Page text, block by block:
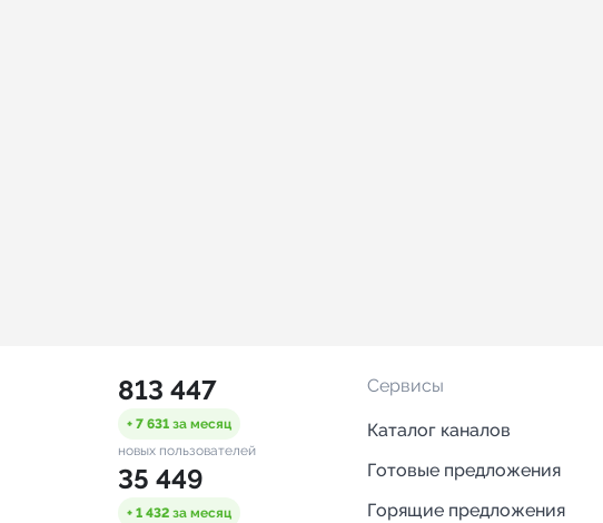
813 447
+ 7 631 за месяц
новых пользователей
35 449
+ 1 432 за месяц
Сервисы
Каталог каналов
Готовые предложения
Горящие предложения